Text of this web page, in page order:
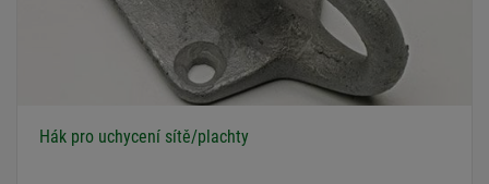
Hák pro uchycení sítě/plachty